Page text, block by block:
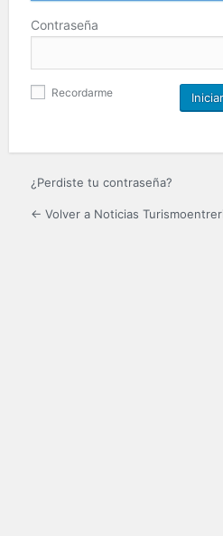
Contraseña
Recordarme
¿Perdiste tu contraseña?
← Volver a Noticias